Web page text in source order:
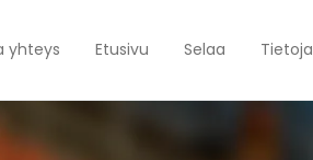
yhteys Etusivu Selaa Tietoja